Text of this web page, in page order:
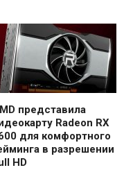
представила
Radeon RX
для комфортного
в разрешении
HD